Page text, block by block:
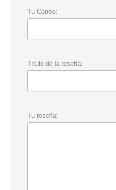
Tu Correo:
Título de la reseña:
Tu reseña: